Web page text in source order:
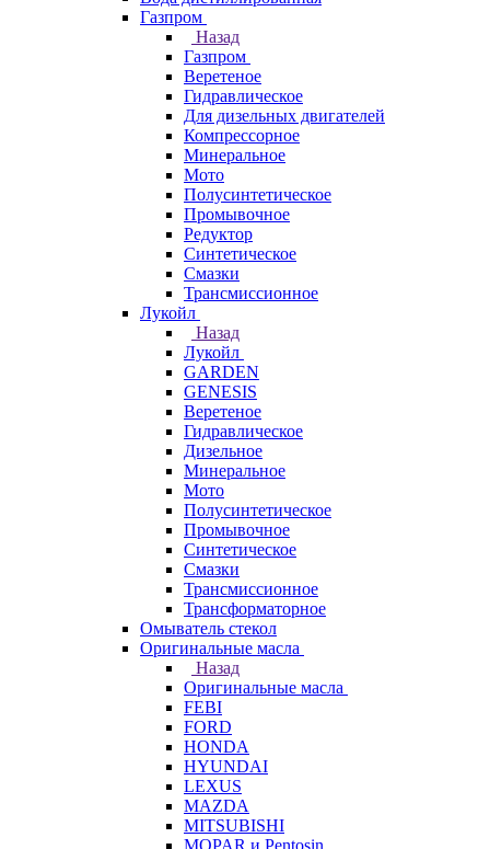
Газпром
Назад
Газпром
Веретеное
Гидравлическое
Для дизельных двигателей
Компрессорное
Минеральное
Мото
Полусинтетическое
Промывочное
Редуктор
Синтетическое
Смазки
Трансмиссионное
Лукойл
Назад
Лукойл
GARDEN
GENESIS
Веретеное
Гидравлическое
Дизельное
Минеральное
Мото
Полусинтетическое
Промывочное
Синтетическое
Смазки
Трансмиссионное
Трансформаторное
Омыватель стекол
Оригинальные масла
Назад
Оригинальные масла
FEBI
FORD
HONDA
HYUNDAI
LEXUS
MAZDA
MITSUBISHI
MOPAR и Pentosin